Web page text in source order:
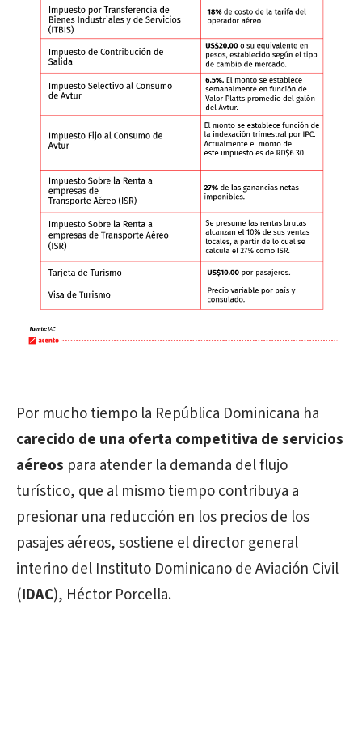
Por mucho tiempo la República Dominicana ha
carecido de una oferta competitiva de servicios
aéreos para atender la demanda del flujo
turístico, que al mismo tiempo contribuya a
presionar una reducción en los precios de los
pasajes aéreos, sostiene el director general
interino del Instituto Dominicano de Aviación Civil
(IDAC), Héctor Porcella.